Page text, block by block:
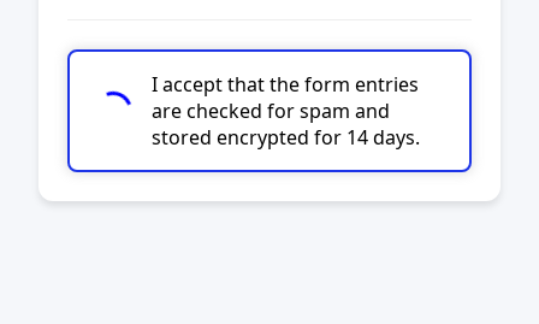
I accept that the form entries
are checked for spam and
stored encrypted for 14 days.